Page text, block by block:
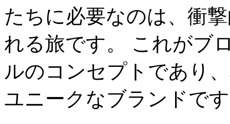
たちに必要なのは、衝
れる旅です。 これがブ
ルのコンセプトであり
ユニークなブランドで